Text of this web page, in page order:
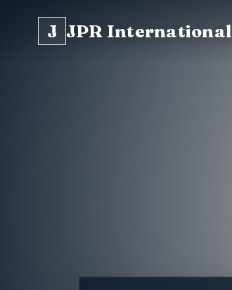
J JPR International